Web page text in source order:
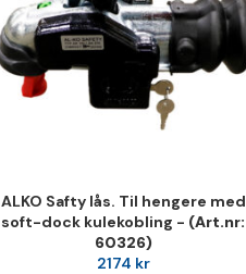
ALKO Safty lås. Til hengere med
soft-dock kulekobling - (Art.nr:
60326)
2174 kr